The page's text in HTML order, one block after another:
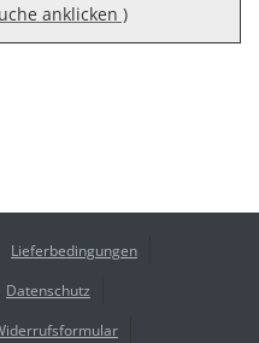
anklicken )
Lieferbedingungen
Datenschutz